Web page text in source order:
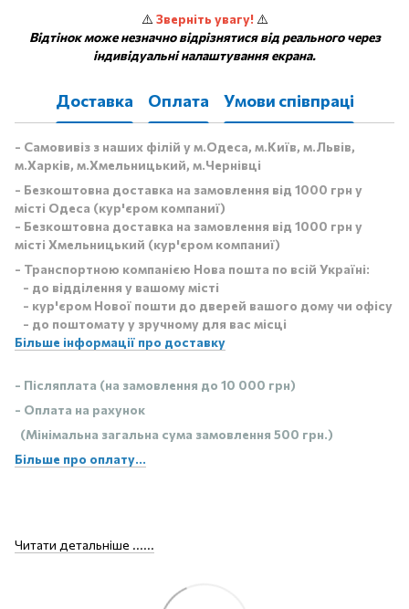
⚠️ Зверніть увагу! ⚠️
Відтінок може незначно відрізнятися від реального через
індивідуальні налаштування екрана.
Доставка Оплата Умови співпраці
- Самовивіз з наших філій у м.Одеса, м.Київ, м.Львів,
м.Харків, м.Хмельницький, м.Чернівці
- Безкоштовна доставка на замовлення від 1000 грн у
місті Одеса (кур'єром компаниї)
- Безкоштовна доставка на замовлення від 1000 грн у
місті Хмельницький (кур'єром компаниї)
- Транспортною компанією Нова пошта по всій Україні:
- до відділення у вашому місті
- кур'єром Нової пошти до дверей вашого дому чи офісу
- до поштомату у зручному для вас місці
Більше інформації про доставку
- Післяплата (на замовлення до 10 000 грн)
- Оплата на рахунок
(Мінімальна загальна сума замовлення 500 грн.)
Більше про оплату...
Читати детальніше ......